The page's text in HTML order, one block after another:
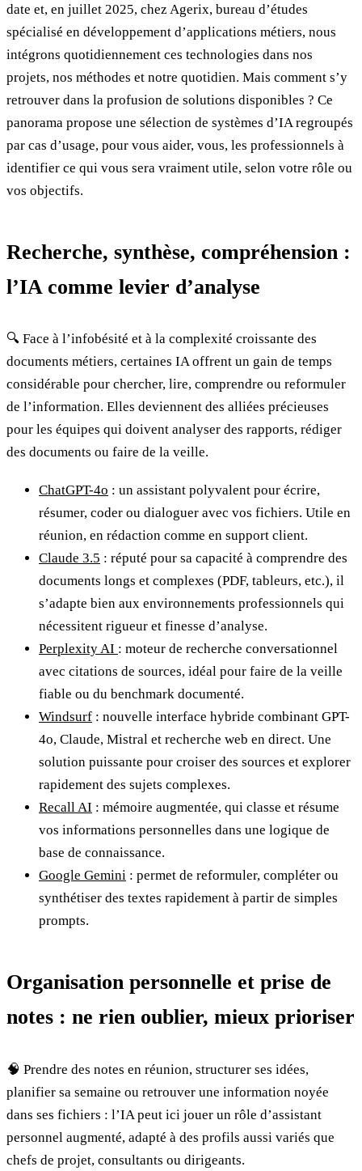
date et, en juillet 2025, chez Agerix, bureau d’études
spécialisé en développement d’applications métiers, nous
intégrons quotidiennement ces technologies dans nos
projets, nos méthodes et notre quotidien. Mais comment s’y
retrouver dans la profusion de solutions disponibles ? Ce
panorama propose une sélection de systèmes d’IA regroupés
par cas d’usage, pour vous aider, vous, les professionnels à
identifier ce qui vous sera vraiment utile, selon votre rôle ou
vos objectifs.
Recherche, synthèse, compréhension :
l’IA comme levier d’analyse
🔍 Face à l’infobésité et à la complexité croissante des
documents métiers, certaines IA offrent un gain de temps
considérable pour chercher, lire, comprendre ou reformuler
de l’information. Elles deviennent des alliées précieuses
pour les équipes qui doivent analyser des rapports, rédiger
des documents ou faire de la veille.
ChatGPT-4o : un assistant polyvalent pour écrire,
résumer, coder ou dialoguer avec vos fichiers. Utile en
réunion, en rédaction comme en support client.
Claude 3.5 : réputé pour sa capacité à comprendre des
documents longs et complexes (PDF, tableurs, etc.), il
s’adapte bien aux environnements professionnels qui
nécessitent rigueur et finesse d’analyse.
Perplexity AI : moteur de recherche conversationnel
avec citations de sources, idéal pour faire de la veille
fiable ou du benchmark documenté.
Windsurf : nouvelle interface hybride combinant GPT-
4o, Claude, Mistral et recherche web en direct. Une
solution puissante pour croiser des sources et explorer
rapidement des sujets complexes.
Recall AI : mémoire augmentée, qui classe et résume
vos informations personnelles dans une logique de
base de connaissance.
Google Gemini : permet de reformuler, compléter ou
synthétiser des textes rapidement à partir de simples
prompts.
Organisation personnelle et prise de
notes : ne rien oublier, mieux prioriser
🧠 Prendre des notes en réunion, structurer ses idées,
planifier sa semaine ou retrouver une information noyée
dans ses fichiers : l’IA peut ici jouer un rôle d’assistant
personnel augmenté, adapté à des profils aussi variés que
chefs de projet, consultants ou dirigeants.